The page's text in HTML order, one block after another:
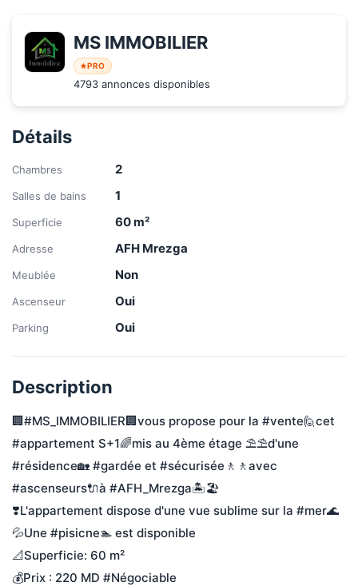
MS IMMOBILIER
PRO
4793 annonces disponibles
Détails
Chambres 2
Salles de bains 1
Superficie 60m²
Adresse AFH Mrezga
Meublée Non
Ascenseur Oui
Parking Oui
Description
🏢#MS_IMMOBILIER🏢vous propose pour la #vente🙋cet
#appartement S+1🌈mis au 4ème étage ⛱️⛱️d'une
#résidence🏡 #gardée et #sécurisée🚶🚶avec
#ascenseurs🔌à #AFH_Mrezga🏝🏖
❣️L'appartement dispose d'une vue sublime sur la #mer🌊
💦Une #pisicne🏊 est disponible
📐Superficie: 60 m²
💰Prix : 220 MD #Négociable